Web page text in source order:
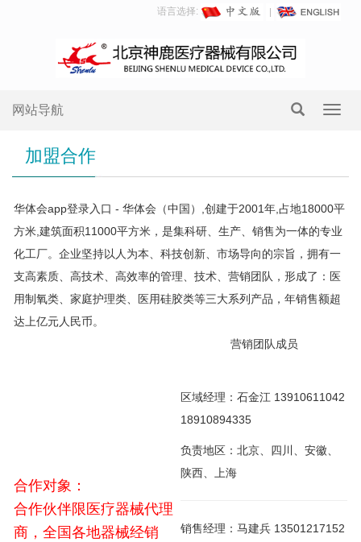
语言选择:
网站导航
加盟合作
华体会app登录入口 - 华体会（中国）,创建于2001年,占地18000平
方米,建筑面积11000平方米，是集科研、生产、销售为一体的专业
化工厂。企业坚持以人为本、科技创新、市场导向的宗旨，拥有一
支高素质、高技术、高效率的管理、技术、营销团队，形成了：医
用制氧类、家庭护理类、医用硅胶类等三大系列产品，年销售额超
达上亿元人民币。
合作对象：
合作伙伴限医疗器械代理
商，全国各地器械经销
营销团队成员
区域经理：石金江 13910611042
18910894335
负责地区：北京、四川、安徽、
陕西、上海
销售经理：马建兵 13501217152